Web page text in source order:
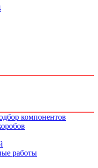
компонентов
работы